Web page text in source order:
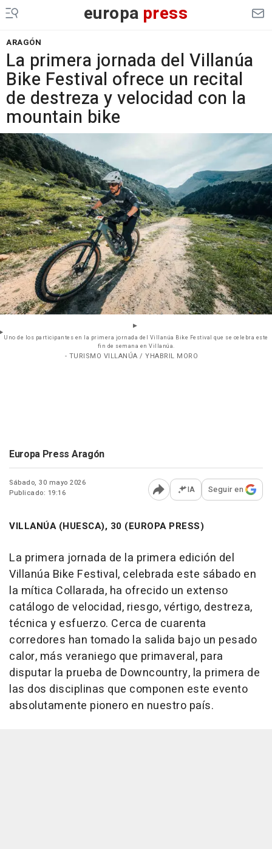
europa press
ARAGÓN
La primera jornada del Villanúa
Bike Festival ofrece un recital
de destreza y velocidad con la
mountain bike
Uno de los participantes en la primera jornada del Villanúa Bike Festival que se celebra este
fin de semana en Villanúa.
- TURISMO VILLANÚA / YHABRIL MORO
Europa Press Aragón
Sábado, 30 mayo 2026
Publicado: 19:16
Abrir opciones para
IA Seguir en
VILLANÚA (HUESCA), 30 (EUROPA PRESS)
La primera jornada de la primera edición del
Villanúa Bike Festival, celebrada este sábado en
la mítica Collarada, ha ofrecido un extenso
catálogo de velocidad, riesgo, vértigo, destreza,
técnica y esfuerzo. Cerca de cuarenta
corredores han tomado la salida bajo un pesado
calor, más veraniego que primaveral, para
disputar la prueba de Downcountry, la primera de
las dos disciplinas que componen este evento
absolutamente pionero en nuestro país.